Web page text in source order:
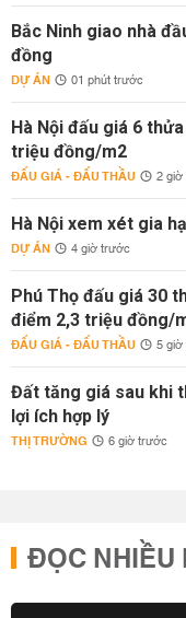
Bắc Ninh giao nhà
đồng
DỰ ÁN 01 phút trước
Hà Nội đấu giá 6
triệu đồng/m2
ĐẤU GIÁ - ĐẤU THẦU 2
Hà Nội xem xét gia
DỰ ÁN 4 giờ trước
Phú Thọ đấu giá 30
điểm 2,3 triệu đồng/
ĐẤU GIÁ - ĐẤU THẦU 5
Đất tăng giá sau khi
lợi ích hợp lý
THỊ TRƯỜNG 6 giờ trước
ĐỌC NHIỀU